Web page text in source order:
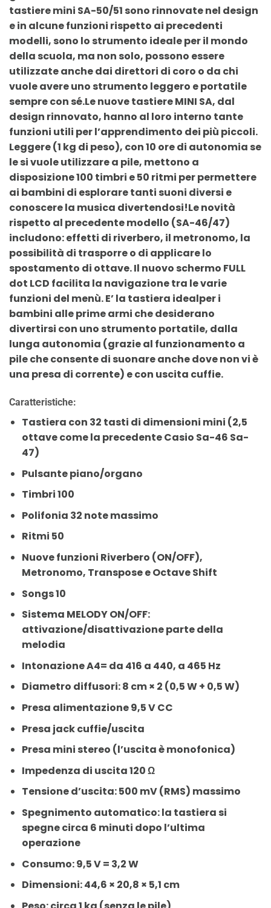
tastiere mini SA-50/51 sono rinnovate nel design
e in alcune funzioni rispetto ai precedenti
modelli, sono lo strumento ideale per il mondo
della scuola, ma non solo, possono essere
utilizzate anche dai direttori di coro o da chi
vuole avere uno strumento leggero e portatile
sempre con sé.Le nuove tastiere MINI SA, dal
design rinnovato, hanno al loro interno tante
funzioni utili per l’apprendimento dei più piccoli.
Leggere (1 kg di peso), con 10 ore di autonomia se
le si vuole utilizzare a pile, mettono a
disposizione 100 timbri e 50 ritmi per permettere
ai bambini di esplorare tanti suoni diversi e
conoscere la musica divertendosi!Le novità
rispetto al precedente modello (SA-46/47)
includono: effetti di riverbero, il metronomo, la
possibilità di trasporre o di applicare lo
spostamento di ottave. Il nuovo schermo FULL
dot LCD facilita la navigazione tra le varie
funzioni del menù. E’ la tastiera idealper i
bambini alle prime armi che desiderano
divertirsi con uno strumento portatile, dalla
lunga autonomia (grazie al funzionamento a
pile che consente di suonare anche dove non vi è
una presa di corrente) e con uscita cuffie.
Caratteristiche:
Tastiera con 32 tasti di dimensioni mini (2,5
ottave come la precedente Casio Sa-46 Sa-
47)
Pulsante piano/organo
Timbri 100
Polifonia 32 note massimo
Ritmi 50
Nuove funzioni Riverbero (ON/OFF),
Metronomo, Transpose e Octave Shift
Songs 10
Sistema MELODY ON/OFF:
attivazione/disattivazione parte della
melodia
Intonazione A4= da 416 a 440, a 465 Hz
Diametro diffusori: 8 cm × 2 (0,5 W + 0,5 W)
Presa alimentazione 9,5 V CC
Presa jack cuffie/uscita
Presa mini stereo (l’uscita è monofonica)
Impedenza di uscita 120 Ω
Tensione d’uscita: 500 mV (RMS) massimo
Spegnimento automatico: la tastiera si
spegne circa 6 minuti dopo l’ultima
operazione
Consumo: 9,5 V = 3,2 W
Dimensioni: 44,6 × 20,8 × 5,1 cm